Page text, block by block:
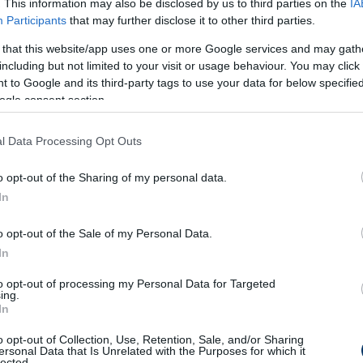
This information may also be disclosed by us to third parties on the
Participants that may further disclose it to other third parties.
that this website/app uses one or more Google services and may
but not limited to your visit or usage behaviour. You may
to Google and its third-party tags to use your data for below
consent section.
Data Processing Opt Outs
opt-out of the Sharing of my personal data.
opt-out of the Sale of my Personal Data.
opt-out of processing my Personal Data for Targeted
opt-out of Collection, Use, Retention, Sale, and/or Sharing
Data that Is Unrelated with the Purposes for which it
akire rendszeresen számítunk,
Csoboth Kevin, hogy csak a
Ők most nincsenek jó
túl jól és nem sok lehetőséget
összeszedhetik kicsit
van másokat
jó, hogy válogathatunk a
eddig nem tehettük meg.
említettem, világos alapelveink vannak a
kivételt. Nem mindig, hiszen akkor már
azon kevesek egyike, amikor